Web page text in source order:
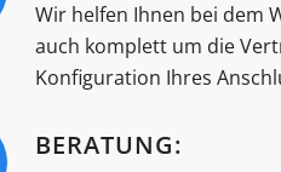
Wir helfen Ihnen bei dem
auch komplett um die
Konfiguration Ihres
BERATUNG: